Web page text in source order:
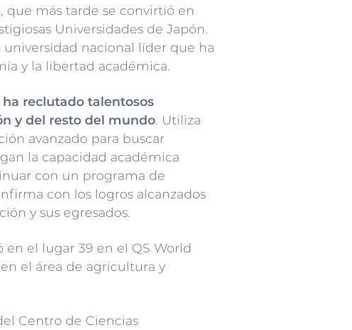
, que más tarde se convirtió en
Universidades de Japón.
nacional líder que ha
y la libertad académica.
ha reclutado talentosos
y del resto del mundo. Utiliza
avanzado para buscar
la capacidad académica
con un programa de
con los logros alcanzados
y sus egresados.
en el lugar 39 en el QS World
el área de agricultura y
Centro de Ciencias